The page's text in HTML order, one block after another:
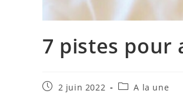
7 pistes pour
Publication
2 juin 2022
PostA la une